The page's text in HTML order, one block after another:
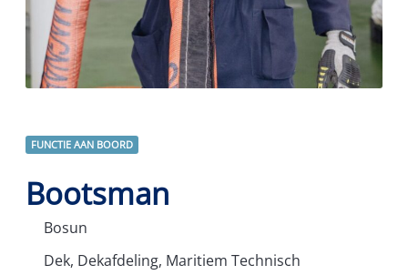
FUNCTIE AAN BOORD
Bootsman
Bosun
Dek, Dekafdeling, Maritiem Technisch